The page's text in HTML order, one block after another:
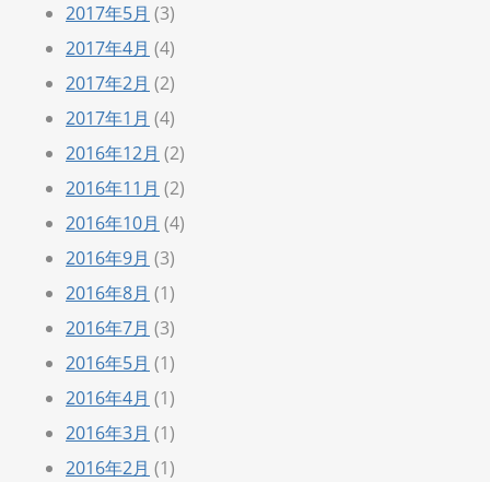
2017年5月 (3)
2017年4月 (4)
2017年2月 (2)
2017年1月 (4)
2016年12月 (2)
2016年11月 (2)
2016年10月 (4)
2016年9月 (3)
2016年8月 (1)
2016年7月 (3)
2016年5月 (1)
2016年4月 (1)
2016年3月 (1)
2016年2月 (1)